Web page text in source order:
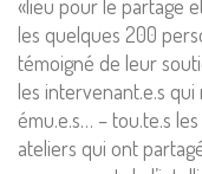
«lieu pour le partage
les quelques 200
témoigné de leur
les intervenant.e.s qui
ému.e.s… – tou.te.s
ateliers qui ont